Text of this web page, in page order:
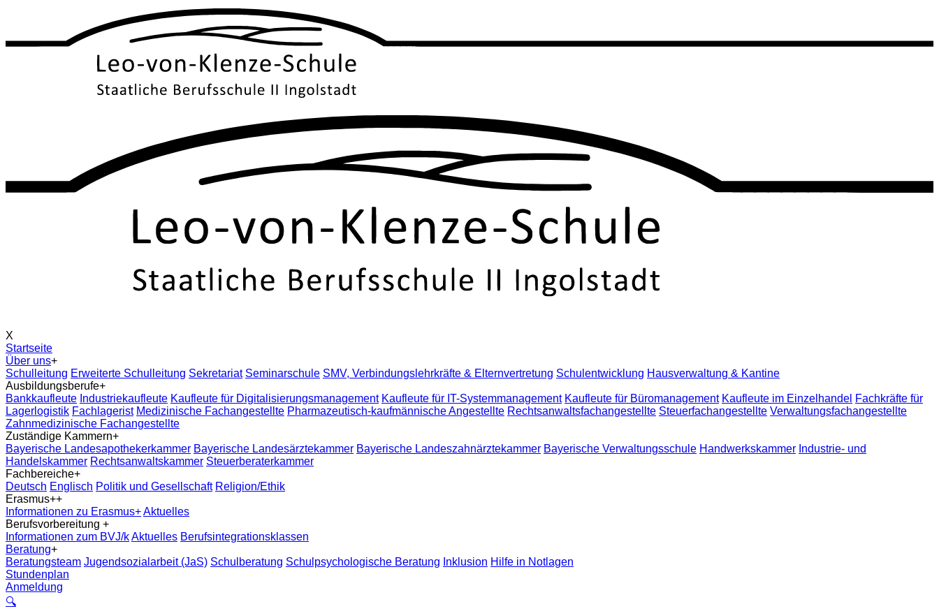
X
Startseite
Über uns+
Schulleitung Erweiterte Schulleitung Sekretariat Seminarschule SMV, Verbindungslehrkräfte & Elternvertretung Schulentwicklung Hausverwaltung & Kantine
Ausbildungsberufe+
Bankkaufleute Industriekaufleute Kaufleute für Digitalisierungsmanagement Kaufleute für IT-Systemmanagement Kaufleute für Büromanagement Kaufleute im Einzelhandel Fachkräfte für
Lagerlogistik Fachlagerist Medizinische Fachangestellte Pharmazeutisch-kaufmännische Angestellte Rechtsanwaltsfachangestellte Steuerfachangestellte Verwaltungsfachangestellte
Zahnmedizinische Fachangestellte
Zuständige Kammern+
Bayerische Landesapothekerkammer Bayerische Landesärztekammer Bayerische Landeszahnärztekammer Bayerische Verwaltungsschule Handwerkskammer Industrie- und
Handelskammer Rechtsanwaltskammer Steuerberaterkammer
Fachbereiche+
Deutsch Englisch Politik und Gesellschaft Religion/Ethik
Erasmus++
Informationen zu Erasmus+Aktuelles
Berufsvorbereitung +
Informationen zum BVJ/kAktuelles Berufsintegrationsklassen
Beratung+
Beratungsteam Jugendsozialarbeit (JaS) Schulberatung Schulpsychologische Beratung Inklusion Hilfe in Notlagen
Stundenplan
Anmeldung
🔍